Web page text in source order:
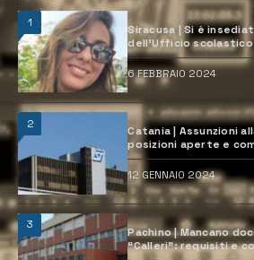
1
Siracusa | Si è
dell’Ufficio scolastico
6 FEBBRAIO 2024
2
Catania | Assunzioni
posizioni aperte e
12 GENNAIO 2024
3
Pachino | Mancano
“Calleri”: requisiti e